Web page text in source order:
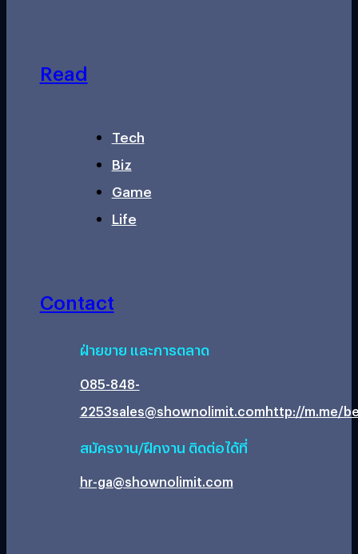
Read
Tech
Biz
Game
Life
Contact
ฝ่ายขาย และการตลาด
085-848-
2253sales@shownolimit.comhttp://m.me/
สมัครงาน/ฝึกงาน ติดต่อได้ที่
hr-ga@shownolimit.com